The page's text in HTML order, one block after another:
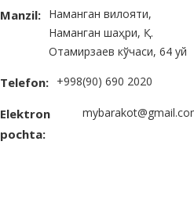
Manzil: Наманган вилояти,
Наманган шаҳри, Қ.
Отамирзаев кўчаси, 64 уй
Telefon: +998(90) 690 2020
Elektron
pochta: